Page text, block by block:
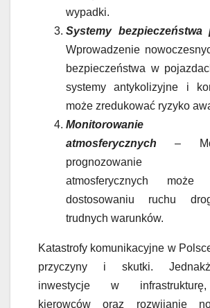
wypadki.
Systemy bezpieczeństwa
Wprowadzenie
bezpieczeństwa w
systemy antykolizyjne i
może zredukować ryzyko
Monitorowanie
atmosferycznych –
prognozowanie
atmosferycznych
dostosowaniu ruchu
trudnych warunków.
Katastrofy komunikacyjne w
przyczyny i skutki.
inwestycje w
kierowców oraz rozwijanie